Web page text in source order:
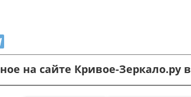
на сайте Кривое-Зеркало.ру в